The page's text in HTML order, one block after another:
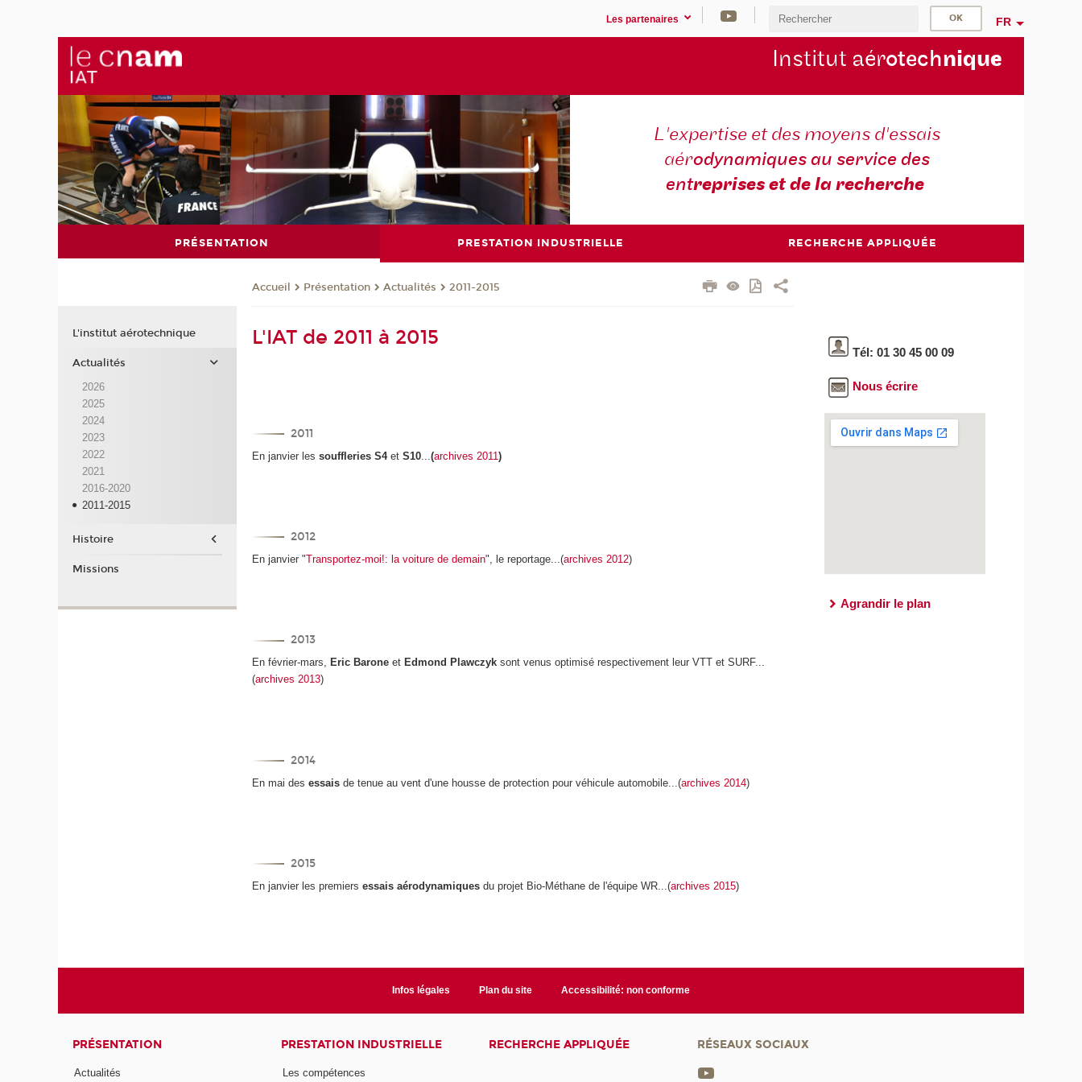
Les partenaires FR
Institut aérotechnique
L'expertise et des moyens d'essais
aérodynamiques au service des
entreprises et de la recherche
PRÉSENTATION PRESTATION INDUSTRIELLE RECHERCHE APPLIQUÉE
Accueil Présentation Actualités 2011-2015
L'IAT de 2011 à 2015
2011
En janvier lessouffleries S4etS10 ...(archives 2011)
2012
En janvier "Transportez-moi!: la voiture de demain", le reportage...(archives 2012)
2013
En février-mars, Eric Barone et Edmond Plawczyk sont venus optimisé respectivement leur VTT et SURF...
(archives 2013)
2014
En mai desessais de tenue au vent d'une housse de protection pour véhicule automobile...(archives 2014)
2015
En janvier les premiersessais aérodynamiques du projet Bio-Méthane de l'équipe WR...(archives 2015)
Tél: 01 30 45 00 09
Nous écrire
Agrandir le plan
L'institut aérotechnique
Actualités
2026
2025
2024
2023
2022
2021
2016-2020
2011-2015
Histoire
Missions
Infos légales Plan du site Accessibilité: non conforme
PRÉSENTATION
Actualités
PRESTATION INDUSTRIELLE
Les compétences
RECHERCHE APPLIQUÉE RÉSEAUX SOCIAUX